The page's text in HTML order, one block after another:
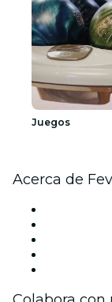
Juegos
Acerca de